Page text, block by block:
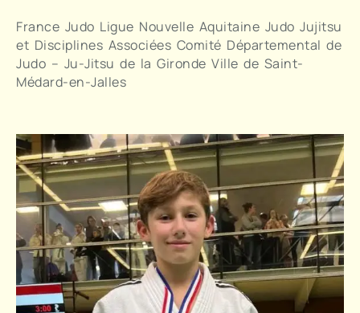
France Judo Ligue Nouvelle Aquitaine Judo Jujitsu
et Disciplines Associées Comité Départemental de
Judo – Ju-Jitsu de la Gironde Ville de Saint-
Médard-en-Jalles